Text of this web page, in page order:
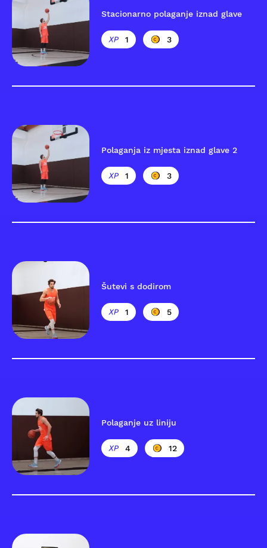
Stacionarno polaganje iznad glave
1 3
Polaganja iz mjesta iznad glave 2
1 3
Šutevi s dodirom
1 5
Polaganje uz liniju
4 12